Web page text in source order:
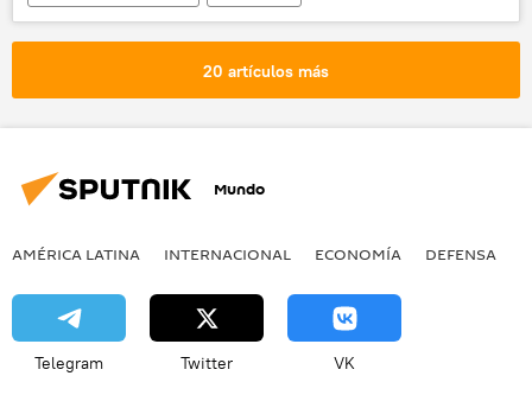
Luiz Inacio Lula da Silva
Jair Bolsonaro
20 artículos más
Mundo
AMÉRICA LATINA INTERNACIONAL ECONOMÍA DEFENSA
Telegram Twitter VK